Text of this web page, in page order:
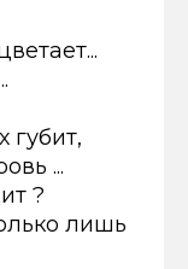
губит,
...
?
лишь